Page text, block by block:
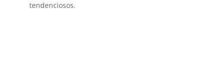
tendenciosos.